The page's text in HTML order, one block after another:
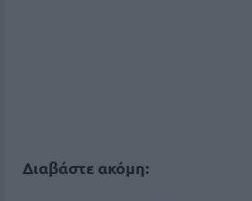
Διαβάστε ακόμη: